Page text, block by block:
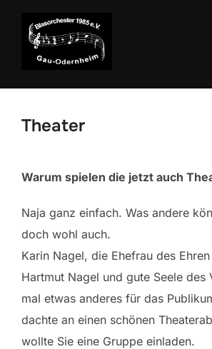
springen
Theater
Warum spielen die jetzt auch
Naja ganz einfach. Was andere
doch wohl auch.
Karin Nagel, die Ehefrau des
Hartmut Nagel und gute Seele des
mal etwas anderes für das
dachte an einen schönen
wollte Sie eine Gruppe einladen.